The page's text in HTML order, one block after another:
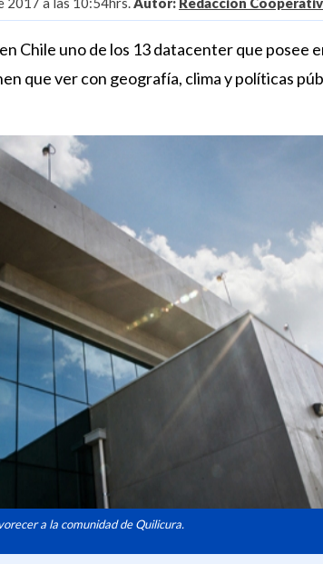
Chile uno de los 13 datacenter que posee
que ver con geografía, clima y políticas
a la comunidad de Quilicura.